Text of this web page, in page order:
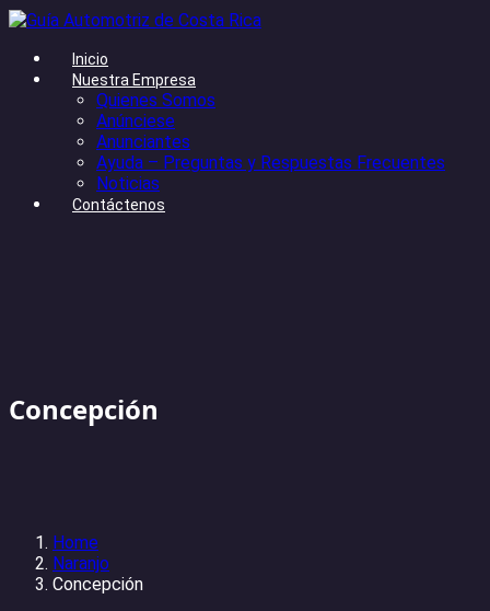
Inicio
Nuestra Empresa
Quienes Somos
Anúnciese
Anunciantes
Ayuda – Preguntas y Respuestas Frecuentes
Noticias
Contáctenos
Concepción
Home
Naranjo
Concepción